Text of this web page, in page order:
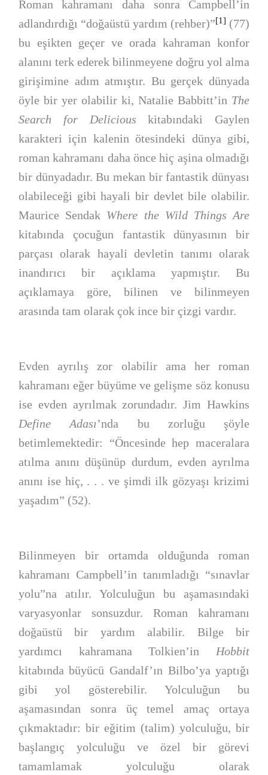
Roman kahramanı daha sonra Campbell’in
adlandırdığı “doğaüstü yardım (rehber)”[1] (77)
bu eşikten geçer ve orada kahraman konfor
alanını terk ederek bilinmeyene doğru yol alma
girişimine adım atmıştır. Bu gerçek dünyada
öyle bir yer olabilir ki, Natalie Babbitt’in The
Search for Deliciouskitabındaki Gaylen
karakteri için kalenin ötesindeki dünya gibi,
roman kahramanı daha önce hiç aşina olmadığı
bir dünyadadır. Bu mekan bir fantastik dünyası
olabileceği gibi hayali bir devlet bile olabilir.
Maurice Sendak Where the Wild Things Are
kitabında çocuğun fantastik dünyasının bir
parçası olarak hayali devletin tanımı olarak
inandırıcı bir açıklama yapmıştır. Bu
açıklamaya göre, bilinen ve bilinmeyen
arasında tam olarak çok ince bir çizgi vardır.
Evden ayrılış zor olabilir ama her roman
kahramanı eğer büyüme ve gelişme söz konusu
ise evden ayrılmak zorundadır. Jim Hawkins
Define Adası’nda bu zorluğu şöyle
betimlemektedir: “Öncesinde hep maceralara
atılma anını düşünüp durdum, evden ayrılma
anını ise hiç, . . . ve şimdi ilk gözyaşı krizimi
yaşadım” (52).
Bilinmeyen bir ortamda olduğunda roman
kahramanı Campbell’in tanımladığı “sınavlar
yolu”na atılır. Yolculuğun bu aşamasındaki
varyasyonlar sonsuzdur. Roman kahramanı
doğaüstü bir yardım alabilir. Bilge bir
yardımcı kahramana Tolkien’inHobbit
kitabında büyücü Gandalf’ın Bilbo’ya yaptığı
gibi yol gösterebilir. Yolculuğun bu
aşamasından sonra üç temel amaç ortaya
çıkmaktadır: bir eğitim (talim) yolculuğu, bir
başlangıç yolculuğu ve özel bir görevi
tamamlamak yolculuğu olarak